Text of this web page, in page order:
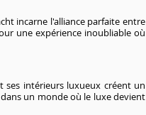
incarne l'alliance parfaite entre
une expérience inoubliable où
ses intérieurs luxueux créent un
un monde où le luxe devient